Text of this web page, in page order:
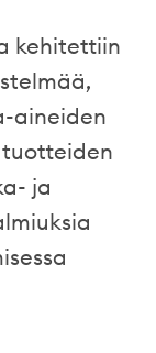
kehitettiin
aineiden
ja